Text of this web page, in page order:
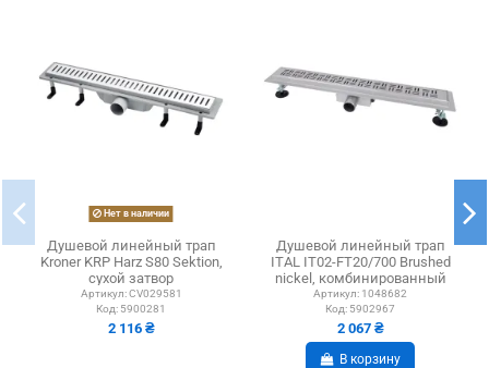
Нет в наличии
Душевой линейный трап
Kroner KRP Harz S80 Sektion,
сухой затвор
Артикул: CV029581
Код: 5900281
2 116 ₴
Душевой линейный трап
ITAL IT02-FT20/700 Brushed
nickel, комбинированный
затвор
Артикул: 1048682
Код: 5902967
2 067 ₴
В корзину